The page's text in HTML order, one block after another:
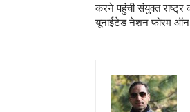
करने पहुंची संयुक्त राष्ट्र
यूनाईटेड नेशन फोरम ऑन